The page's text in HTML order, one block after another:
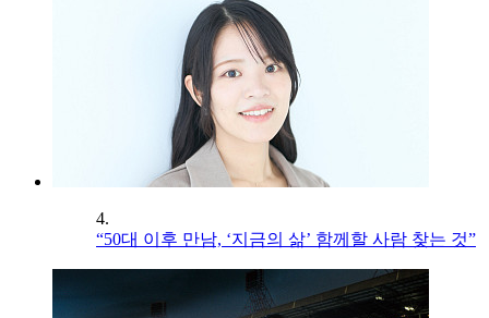
4.
“50대 이후 만남, ‘지금의 삶’ 함께할 사람 찾는 것”